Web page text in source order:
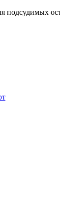
подсудимых